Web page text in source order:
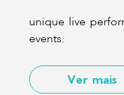
unique live
events.
Ver mais